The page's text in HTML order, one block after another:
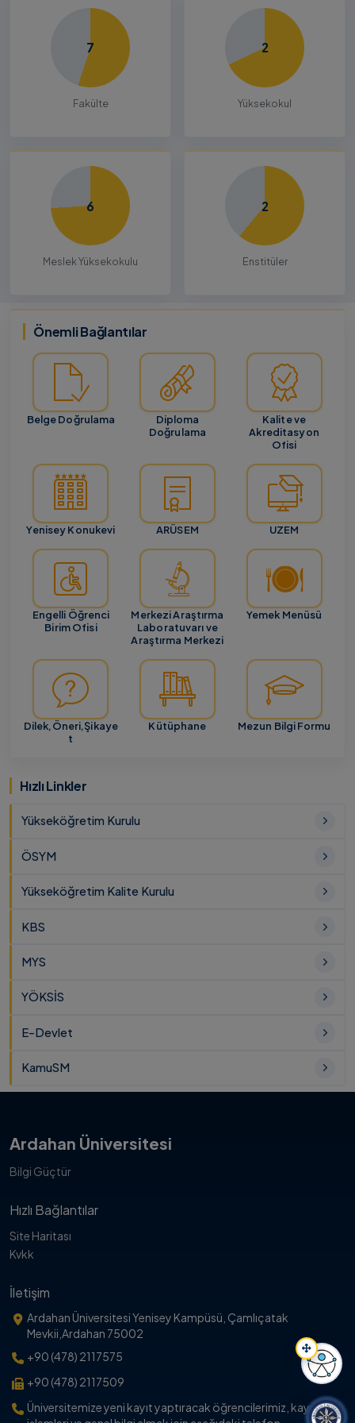
7
Fakülte
2
Yüksekokul
6
Meslek Yüksekokulu
2
Enstitüler
Önemli Bağlantılar
Belge Doğrulama
Diploma
Doğrulama
Kalite ve
Akreditasyon
Ofisi
Yenisey Konukevi ARÜSEM UZEM
Engelli Öğrenci
Birim Ofisi
Merkezi Araştırma
Laboratuvarı ve
Araştırma Merkezi
Yemek Menüsü
Dilek,Öneri,Şikaye
t
Kütüphane Mezun Bilgi Formu
Hızlı Linkler
Yükseköğretim Kurulu
ÖSYM
Yükseköğretim Kalite Kurulu
KBS
MYS
YÖKSİS
E-Devlet
KamuSM
Ardahan Üniversitesi
Bilgi Güçtür
Hızlı Bağlantılar
Site Haritası
Kvkk
İletişim
Ardahan Üniversitesi Yenisey Kampüsü, Çamlıçatak
Mevkii,Ardahan 75002
+90 (478) 2117575
+90 (478) 2117509
Üniversitemize yeni kayıt yaptıracak öğrencilerimiz, kayıt